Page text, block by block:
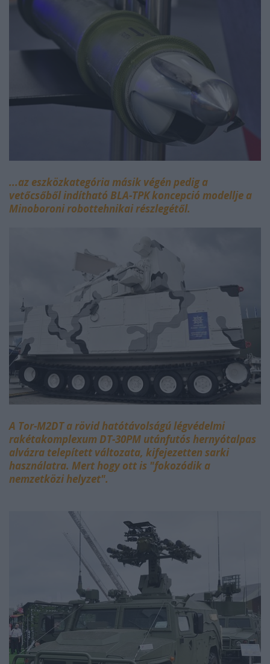
...az eszközkategória másik végén pedig a
vetőcsőből indítható BLA-TPK koncepció modellje a
Minoboroni robottehnikai részlegétől.
A Tor-M2DT a rövid hatótávolságú légvédelmi
rakétakomplexum DT-30PM utánfutós hernyótalpas
alvázra telepített változata, kifejezetten sarki
használatra. Mert hogy ott is "fokozódik a
nemzetközi helyzet".